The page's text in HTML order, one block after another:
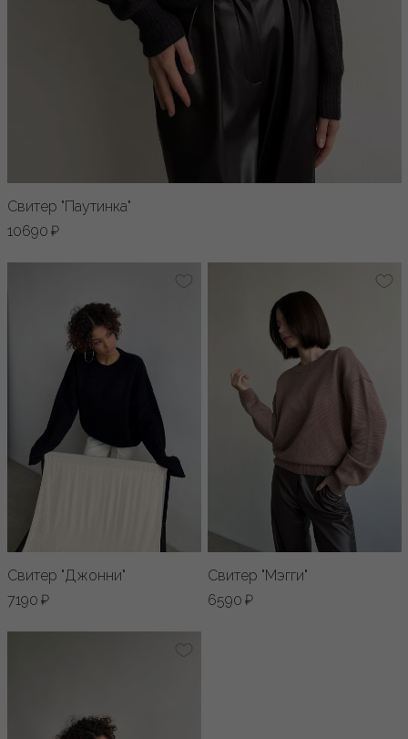
Свитер "Паутинка"
10690 ₽
Свитер "Джонни"
7190 ₽
Свитер "Мэгги"
6590 ₽